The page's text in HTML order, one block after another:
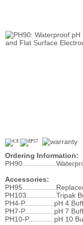
Ordering Information:
Accessories:
PH103...............Tripak
PH4-P...............pH 4
PH7-P...............pH 7
PH10-P.............pH 10